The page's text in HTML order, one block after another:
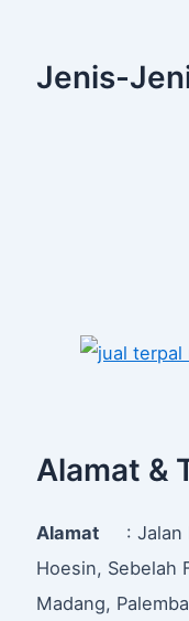
Jenis-
Alamat &
Alamat : Jalan
Hoesin, Sebelah
Madang,